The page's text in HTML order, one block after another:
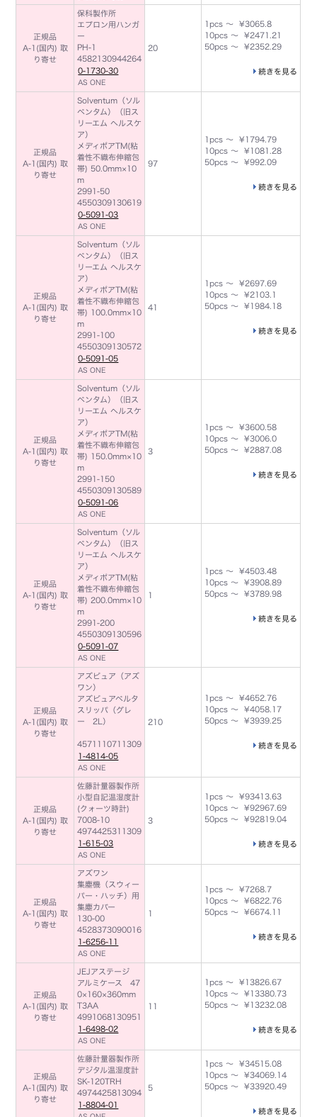
正規品
A-1(国内) 取
り寄せ
保科製作所
エプロン用ハンガ
ー
PH-1
4582130944264
0-1730-30
AS ONE
20
1pcs ～ ¥3065.8
10pcs ～ ¥2471.21
50pcs ～ ¥2352.29
続きを見る
正規品
A-1(国内) 取
り寄せ
Solventum（ソル
ベンタム）（旧ス
リーエム ヘルスケ
ア）
メディポアTM(粘
着性不織布伸縮包
帯) 50.0mm×10
m
2991-50
4550309130619
0-5091-03
AS ONE
97
1pcs ～ ¥1794.79
10pcs ～ ¥1081.28
50pcs ～ ¥992.09
続きを見る
正規品
A-1(国内) 取
り寄せ
Solventum（ソル
ベンタム）（旧ス
リーエム ヘルスケ
ア）
メディポアTM(粘
着性不織布伸縮包
帯) 100.0mm×10
m
2991-100
4550309130572
0-5091-05
AS ONE
41
1pcs ～ ¥2697.69
10pcs ～ ¥2103.1
50pcs ～ ¥1984.18
続きを見る
正規品
A-1(国内) 取
り寄せ
Solventum（ソル
ベンタム）（旧ス
リーエム ヘルスケ
ア）
メディポアTM(粘
着性不織布伸縮包
帯) 150.0mm×10
m
2991-150
4550309130589
0-5091-06
AS ONE
3
1pcs ～ ¥3600.58
10pcs ～ ¥3006.0
50pcs ～ ¥2887.08
続きを見る
正規品
A-1(国内) 取
り寄せ
Solventum（ソル
ベンタム）（旧ス
リーエム ヘルスケ
ア）
メディポアTM(粘
着性不織布伸縮包
帯) 200.0mm×10
m
2991-200
4550309130596
0-5091-07
AS ONE
1
1pcs ～ ¥4503.48
10pcs ～ ¥3908.89
50pcs ～ ¥3789.98
続きを見る
正規品
A-1(国内) 取
り寄せ
アズピュア（アズ
ワン）
アズピュアベルタ
スリッパ（グレ
ー 2L）
4571110711309
1-4814-05
AS ONE
210
1pcs ～ ¥4652.76
10pcs ～ ¥4058.17
50pcs ～ ¥3939.25
続きを見る
正規品
A-1(国内) 取
り寄せ
佐藤計量器製作所
小型自記温湿度計
(クォーツ時計)
7008-10
4974425311309
1-615-03
AS ONE
3
1pcs ～ ¥93413.63
10pcs ～ ¥92967.69
50pcs ～ ¥92819.04
続きを見る
正規品
A-1(国内) 取
り寄せ
アズワン
集塵機（スウィー
パー・ハッチ）用
集塵カバー
130-00
4528373090016
1-6256-11
AS ONE
1
1pcs ～ ¥7268.7
10pcs ～ ¥6822.76
50pcs ～ ¥6674.11
続きを見る
正規品
A-1(国内) 取
り寄せ
JEJアステージ
アルミケース 47
0×160×360mm
T3AA
4991068130951
1-6498-02
AS ONE
11
1pcs ～ ¥13826.67
10pcs ～ ¥13380.73
50pcs ～ ¥13232.08
続きを見る
正規品
A-1(国内) 取
り寄せ
佐藤計量器製作所
デジタル温湿度計
SK-120TRH
4974425813094
1-8804-01
5
1pcs ～ ¥34515.08
10pcs ～ ¥34069.14
50pcs ～ ¥33920.49
続きを見る